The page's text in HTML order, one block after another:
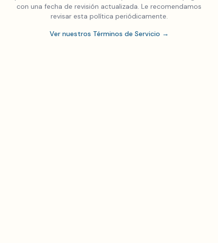
con una fecha de revisión actualizada. Le recomendamos
revisar esta política periódicamente.
Ver nuestros Términos de Servicio →